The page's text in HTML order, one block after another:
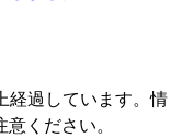
経過しています。情
ください。